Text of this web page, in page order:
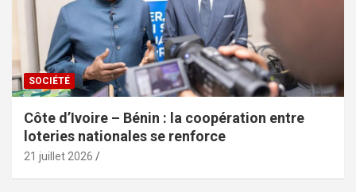
SOCIÉTÉ
Côte d’Ivoire – Bénin : la coopération entre
loteries nationales se renforce
21 juillet 2026